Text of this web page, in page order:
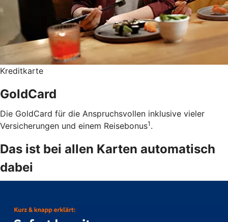
Kreditkarte
GoldCard
Die GoldCard für die Anspruchsvollen inklusive vieler
Versicherungen und einem Reisebonus1 .
Das ist bei allen Karten automatisch
dabei